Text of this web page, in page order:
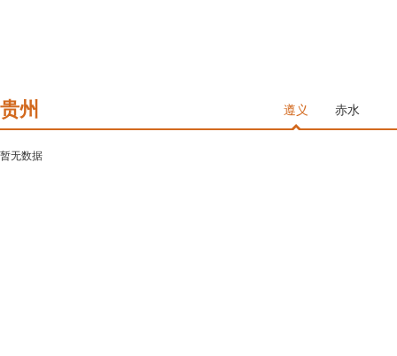
贵州 遵义 赤水
暂无数据